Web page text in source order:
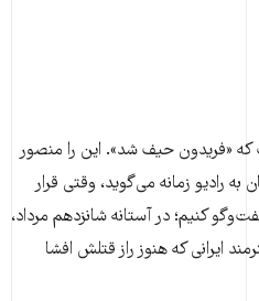
«فریدون حیف شد». این را منصور
رادیو زمانه می‌گوید، وقتی قرار
کنیم؛ در آستانه شانزدهم مرداد،
ایرانی که هنوز راز قتلش افشا